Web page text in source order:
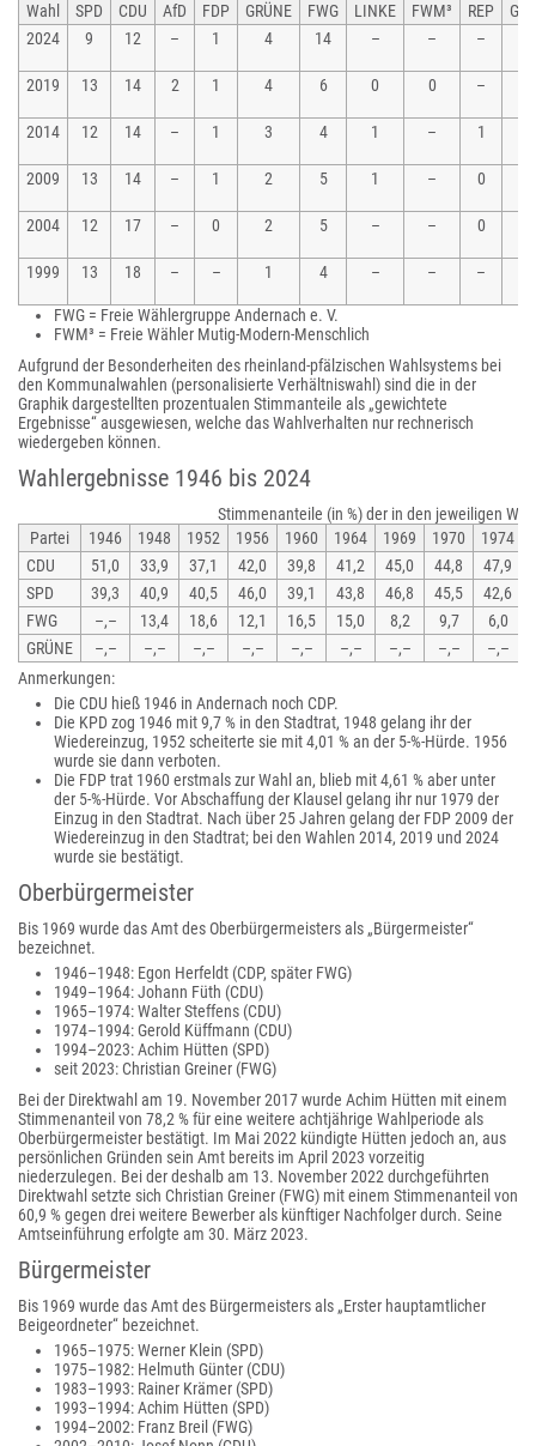
Wahl
SPD CDU AfD FDP GRÜNE FWG LINKE FWM³ REP
2024
9 12 – 1 4 14 – – –
2019
13 14 2 1 4 6 0 0 –
2014
12 14 – 1 3 4 1 – 1
2009
13 14 – 1 2 5 1 – 0
2004
12 17 – 0 2 5 – – 0
1999
13 18 – – 1 4 – – –
FWG = Freie Wählergruppe Andernach e. V.
FWM³ = Freie Wähler Mutig-Modern-Menschlich
Aufgrund der Besonderheiten des rheinland-pfälzischen Wahlsystems bei
den Kommunalwahlen (personalisierte Verhältniswahl) sind die in der
Graphik dargestellten prozentualen Stimmanteile als „gewichtete
Ergebnisse“ ausgewiesen, welche das Wahlverhalten nur rechnerisch
wiedergeben können.
Wahlergebnisse 1946 bis 2024
Stimmenanteile (in %) der in den jeweiligen
Partei
1946 1948 1952 1956 1960 1964 1969 1970 1974
CDU
51,0 33,9 37,1 42,0 39,8 41,2 45,0 44,8 47,9
SPD
39,3 40,9 40,5 46,0 39,1 43,8 46,8 45,5 42,6
FWG
–,– 13,4 18,6 12,1 16,5 15,0 8,2 9,7
6,0
GRÜNE
–,– –,– –,– –,– –,– –,– –,– –,– –,–
Anmerkungen:
Die CDU hieß 1946 in Andernach noch CDP.
Die KPD zog 1946 mit 9,7 % in den Stadtrat, 1948 gelang ihr der
Wiedereinzug, 1952 scheiterte sie mit 4,01 % an der 5-%-Hürde. 1956
wurde sie dann verboten.
Die FDP trat 1960 erstmals zur Wahl an, blieb mit 4,61 % aber unter
der 5-%-Hürde. Vor Abschaffung der Klausel gelang ihr nur 1979 der
Einzug in den Stadtrat. Nach über 25 Jahren gelang der FDP 2009 der
Wiedereinzug in den Stadtrat; bei den Wahlen 2014, 2019 und 2024
wurde sie bestätigt.
Oberbürgermeister
Bis 1969 wurde das Amt des Oberbürgermeisters als „Bürgermeister“
bezeichnet.
1946–1948: Egon Herfeldt (CDP, später FWG)
1949–1964: Johann Füth (CDU)
1965–1974: Walter Steffens (CDU)
1974–1994: Gerold Küffmann (CDU)
1994–2023: Achim Hütten (SPD)
seit 2023: Christian Greiner (FWG)
Bei der Direktwahl am 19. November 2017 wurde Achim Hütten mit einem
Stimmenanteil von 78,2 % für eine weitere achtjährige Wahlperiode als
Oberbürgermeister bestätigt. Im Mai 2022 kündigte Hütten jedoch an, aus
persönlichen Gründen sein Amt bereits im April 2023 vorzeitig
niederzulegen. Bei der deshalb am 13. November 2022 durchgeführten
Direktwahl setzte sich Christian Greiner (FWG) mit einem Stimmenanteil von
60,9 % gegen drei weitere Bewerber als künftiger Nachfolger durch. Seine
Amtseinführung erfolgte am 30. März 2023.
Bürgermeister
Bis 1969 wurde das Amt des Bürgermeisters als „Erster hauptamtlicher
Beigeordneter“ bezeichnet.
1965–1975: Werner Klein (SPD)
1975–1982: Helmuth Günter (CDU)
1983–1993: Rainer Krämer (SPD)
1993–1994: Achim Hütten (SPD)
1994–2002: Franz Breil (FWG)